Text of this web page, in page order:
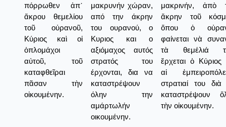
πόρρωθεν ἀπ᾿
ἄκρου θεμελίου
τοῦ οὐρανοῦ,
Κύριος καὶ οἱ
ὁπλομάχοι
αὐτοῦ, τοῦ
καταφθεῖραι
πᾶσαν τὴν
οἰκουμένην.
μακρυνήν χώραν,
από την άκρην
του ουρανού, ο
Κυριος και ο
αξιόμαχος αυτός
στρατός του
έρχονται, δια να
καταστρέψουν
όλην την
αμάρτωλήν
οικουμένην.
μακρινήν, ἀπὸ
ἄκρην τοῦ
ὅπου ὁ
φαίνεται νὰ
τὰ θεμέλιά
ἔρχεται ὁ Κύριος
αἱ
στρατιαί του
καταστρέψουν
τὴν οἰκουμένην.